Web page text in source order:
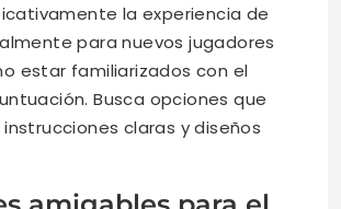
la experiencia de
para nuevos jugadores
estar familiarizados con el
Busca opciones que
claras y diseños